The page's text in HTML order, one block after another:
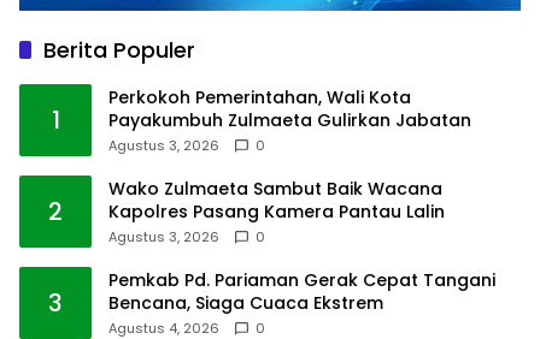
Berita Populer
1
Perkokoh Pemerintahan, Wali Kota
Payakumbuh Zulmaeta Gulirkan Jabatan
Agustus 3, 2026 0
2
Wako Zulmaeta Sambut Baik Wacana
Kapolres Pasang Kamera Pantau Lalin
Agustus 3, 2026 0
3
Pemkab Pd. Pariaman Gerak Cepat Tangani
Bencana, Siaga Cuaca Ekstrem
Agustus 4, 2026 0